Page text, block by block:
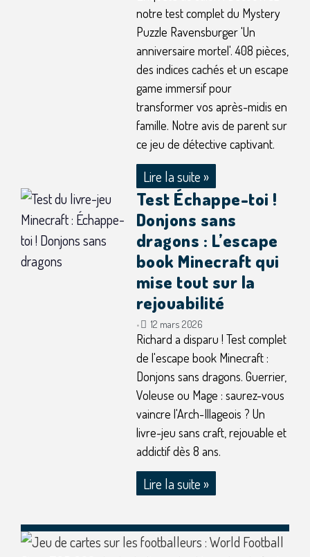
notre test complet du Mystery
Puzzle Ravensburger 'Un
anniversaire mortel'. 408 pièces,
des indices cachés et un escape
game immersif pour
transformer vos après-midis en
famille. Notre avis de parent sur
ce jeu de détective captivant.
Lire la suite »
Test Échappe-toi !
Donjons sans
dragons : L’escape
book Minecraft qui
mise tout sur la
rejouabilité
• 12 mars 2026
Richard a disparu ! Test complet
de l'escape book Minecraft :
Donjons sans dragons. Guerrier,
Voleuse ou Mage : saurez-vous
vaincre l'Arch-Illageois ? Un
livre-jeu sans craft, rejouable et
addictif dès 8 ans.
Lire la suite »